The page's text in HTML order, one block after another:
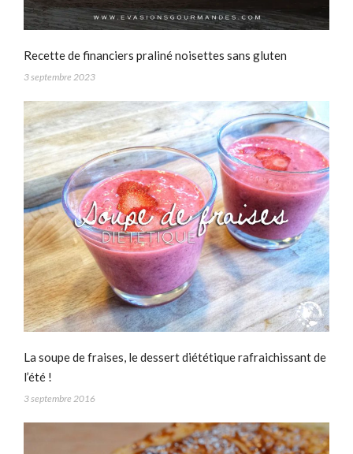
Recette de financiers praliné noisettes sans gluten
3 septembre 2023
La soupe de fraises, le dessert diététique rafraichissant de
l’été !
3 septembre 2016